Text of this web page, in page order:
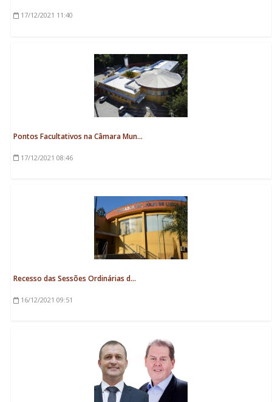
17/12/2021 11:40
Pontos Facultativos na Câmara Mun...
17/12/2021 08:46
Recesso das Sessões Ordinárias d...
16/12/2021 09:51